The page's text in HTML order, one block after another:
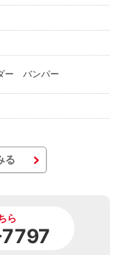
ー バンパー
る
ら